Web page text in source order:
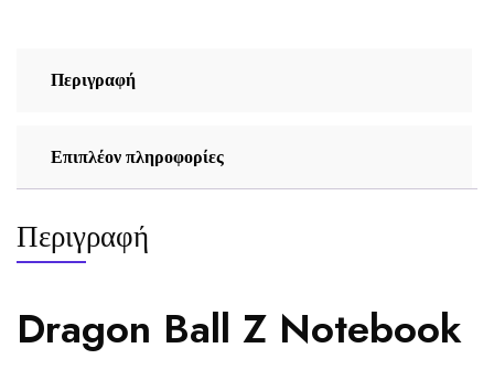
Vegeta
Περιγραφή
Επιπλέον πληροφορίες
Περιγραφή
Dragon Ball Z Notebook